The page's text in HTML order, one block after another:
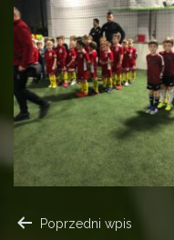
Poprzedni wpis